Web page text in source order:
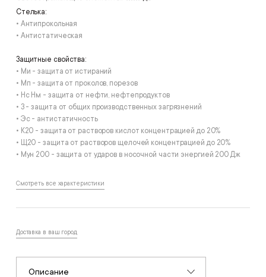
Стелька:
• Антипрокольная
• Антистатическая
Защитные свойства:
• Ми - защита от истираний
• Мп - защита от проколов, порезов
• Нс Нм - защита от нефти, нефтепродуктов
• З - защита от общих производственных загрязнений
• Эс - антистатичность
• К20 - защита от растворов кислот концентрацией до 20%
• Щ20 - защита от растворов щелочей концентрацией до 20%
• Мун 200 - защита от ударов в носочной части энергией 200 Дж
Смотреть все характеристики
Доставка в ваш город
Описание